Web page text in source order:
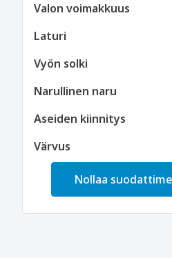
Valon voimakkuus
Laturi
Vyön solki
Narullinen naru
Aseiden kiinnitys
Värvus
Nollaa